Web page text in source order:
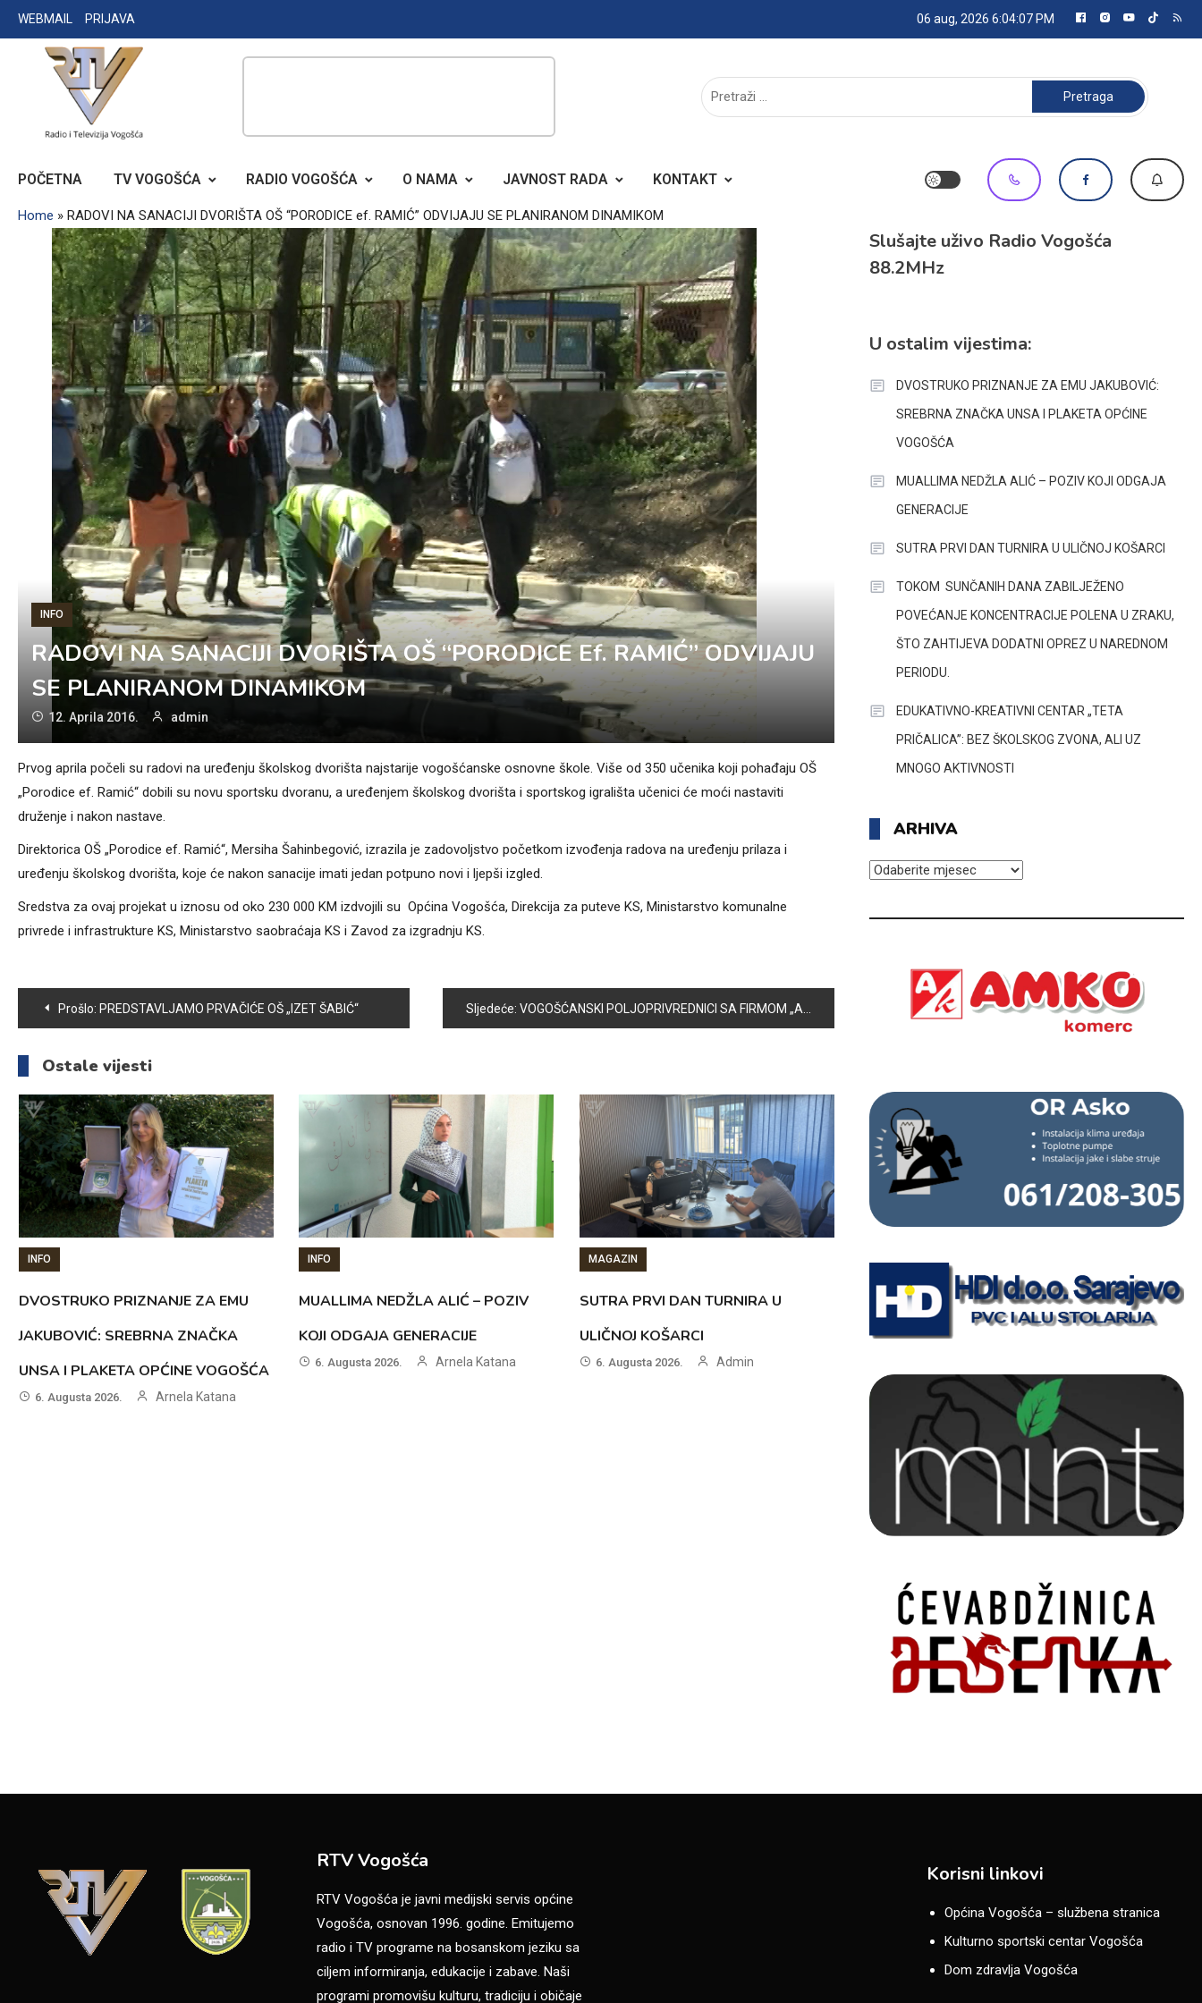
Skip
to
WEBMAIL PRIJAVA 06 aug, 2026 6:04:07 PM
RADIO TELEVIZIJA VOGOŠĆA
Pretraga:
POČETNA TV VOGOŠĆA RADIO VOGOŠĆA O NAMA JAVNOST RADA KONTAKT
Home » RADOVI NA SANACIJI DVORIŠTA OŠ “PORODICE ef. RAMIĆ” ODVIJAJU SE PLANIRANOM DINAMIKOM
INFO
RADOVI NA SANACIJI DVORIŠTA OŠ “PORODICE Ef. RAMIĆ” ODVIJAJU
SE PLANIRANOM DINAMIKOM
12. Aprila 2016. admin
Prvog aprila počeli su radovi na uređenju školskog dvorišta najstarije vogošćanske osnovne škole. Više od 350 učenika koji pohađaju OŠ
„Porodice ef. Ramić“ dobili su novu sportsku dvoranu, a uređenjem školskog dvorišta i sportskog igrališta učenici će moći nastaviti
druženje i nakon nastave.
Direktorica OŠ „Porodice ef. Ramić“, Mersiha Šahinbegović, izrazila je zadovoljstvo početkom izvođenja radova na uređenju prilaza i
uređenju školskog dvorišta, koje će nakon sanacije imati jedan potpuno novi i ljepši izgled.
Sredstva za ovaj projekat u iznosu od oko 230 000 KM izdvojili su Općina Vogošća, Direkcija za puteve KS, Ministarstvo komunalne
privrede i infrastrukture KS, Ministarstvo saobraćaja KS i Zavod za izgradnju KS.
Navigacija
članaka
Prošlo: PREDSTAVLJAMO PRVAČIĆE OŠ „IZET ŠABIĆ“ Sljedeće: VOGOŠĆANSKI POLJOPRIVREDNICI SA FIRMOM „AGRONA“ POTPISALI UGOVORE O UZGOJU KORNIŠONA
Ostale vijesti
INFO
DVOSTRUKO PRIZNANJE ZA EMU
JAKUBOVIĆ: SREBRNA ZNAČKA
UNSA I PLAKETA OPĆINE VOGOŠĆA
6. Augusta 2026. Arnela Katana
INFO
MUALLIMA NEDŽLA ALIĆ – POZIV
KOJI ODGAJA GENERACIJE
6. Augusta 2026. Arnela Katana
MAGAZIN
SUTRA PRVI DAN TURNIRA U
ULIČNOJ KOŠARCI
6. Augusta 2026. Admin
Slušajte uživo Radio Vogošća
88.2MHz
U ostalim vijestima:
DVOSTRUKO PRIZNANJE ZA EMU JAKUBOVIĆ:
SREBRNA ZNAČKA UNSA I PLAKETA OPĆINE
VOGOŠĆA
MUALLIMA NEDŽLA ALIĆ – POZIV KOJI ODGAJA
GENERACIJE
SUTRA PRVI DAN TURNIRA U ULIČNOJ KOŠARCI
TOKOM SUNČANIH DANA ZABILJEŽENO
POVEĆANJE KONCENTRACIJE POLENA U ZRAKU,
ŠTO ZAHTIJEVA DODATNI OPREZ U NAREDNOM
PERIODU.
EDUKATIVNO-KREATIVNI CENTAR „TETA
PRIČALICA”: BEZ ŠKOLSKOG ZVONA, ALI UZ
MNOGO AKTIVNOSTI
ARHIVA
ARHIVA
RTV Vogošća
RTV Vogošća je javni medijski servis općine
Vogošća, osnovan 1996. godine. Emitujemo
radio i TV programe na bosanskom jeziku sa
ciljem informiranja, edukacije i zabave. Naši
programi promovišu kulturu, tradiciju i običaje
Korisni linkovi
Općina Vogošća – službena stranica
Kulturno sportski centar Vogošća
Dom zdravlja Vogošća